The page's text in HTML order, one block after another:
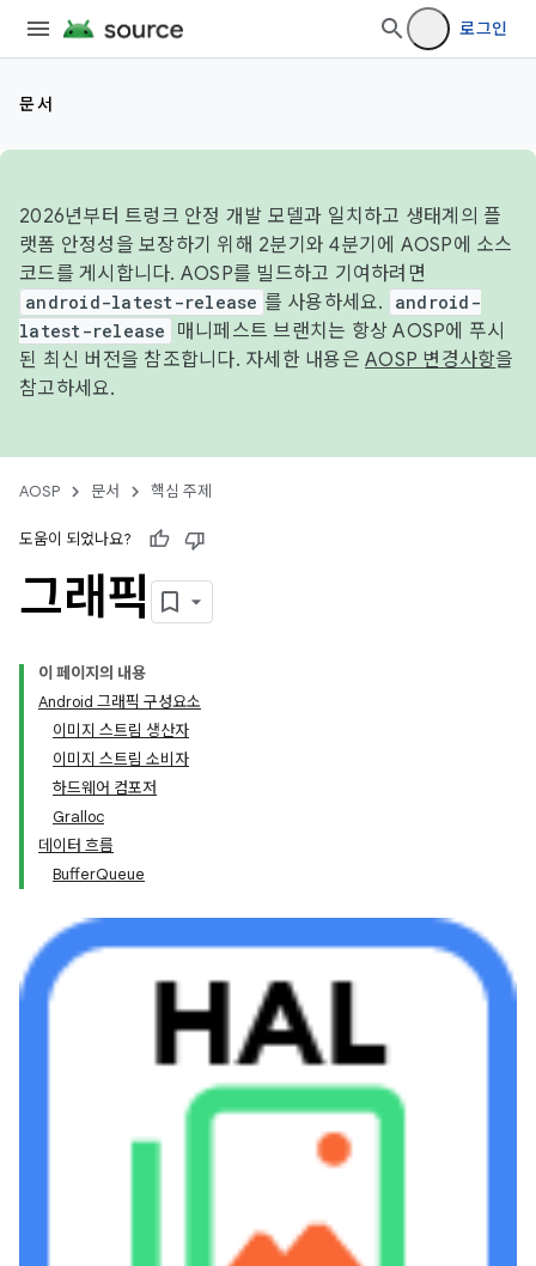
로그인
문서
2026년부터 트렁크 안정 개발 모델과 일치하고 생태계의 플
랫폼 안정성을 보장하기 위해 2분기와 4분기에 AOSP에 소스
코드를 게시합니다. AOSP를 빌드하고 기여하려면
android-latest-release 를 사용하세요.
android-
latest-release
매니페스트 브랜치는 항상 AOSP에 푸시
된 최신 버전을 참조합니다. 자세한 내용은 AOSP 변경사항을
참고하세요.
AOSP 문서 핵심 주제
도움이 되었나요?
그래픽
이 페이지의 내용
Android 그래픽 구성요소
이미지 스트림 생산자
이미지 스트림 소비자
하드웨어 컴포저
Gralloc
데이터 흐름
BufferQueue